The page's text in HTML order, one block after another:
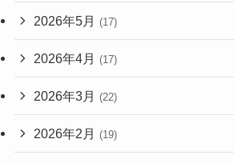
2026年5月 (17)
2026年4月 (17)
2026年3月 (22)
2026年2月 (19)